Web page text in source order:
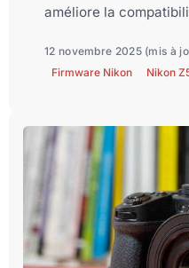
améliore la
12 novembre 2025 (mis à
Firmware Nikon
Nikon